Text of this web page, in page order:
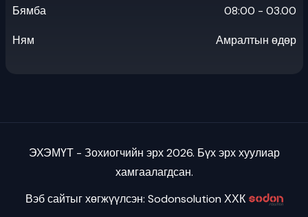
Бямба 08:00 - 03.00
Ням Амралтын өдөр
ЭХЭМҮТ - Зохиогчийн эрх 2026. Бүх эрх хуулиар
хамгаалагдсан.
Вэб сайтыг хөгжүүлсэн: Sodonsolution ХХК